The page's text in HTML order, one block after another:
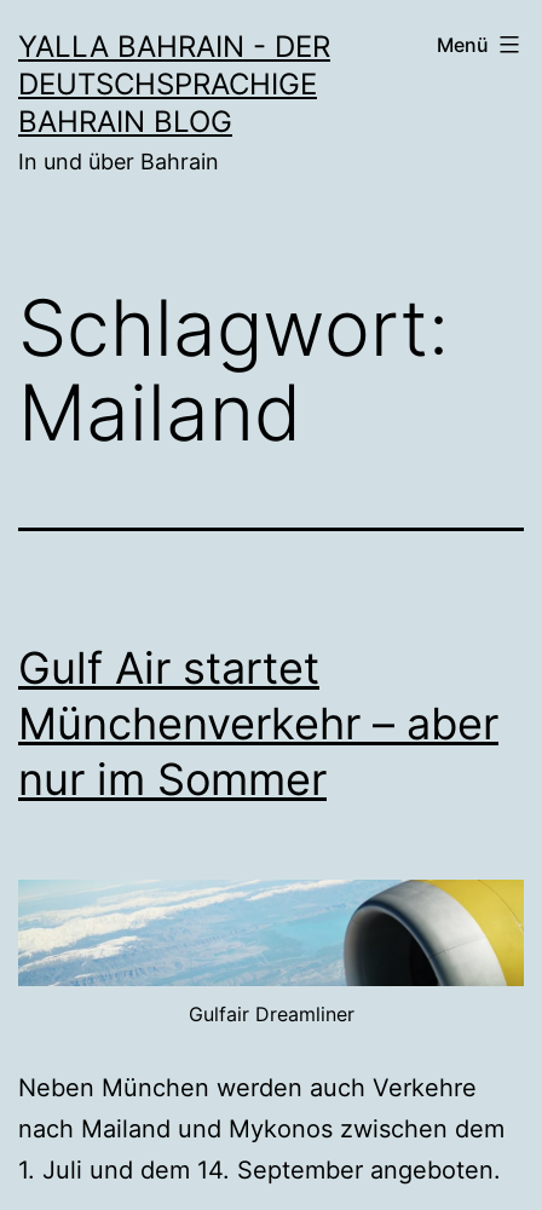
Inhalt
springen
YALLA BAHRAIN - DER
DEUTSCHSPRACHIGE
BAHRAIN BLOG
In und über Bahrain
Menü
Schlagwort:
Mailand
Gulf Air startet
Münchenverkehr – aber
nur im Sommer
Gulfair Dreamliner
Neben München werden auch Verkehre
nach Mailand und Mykonos zwischen dem
1. Juli und dem 14. September angeboten.